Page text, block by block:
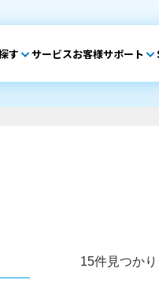
す サービスお客様サポート
15件見つかり